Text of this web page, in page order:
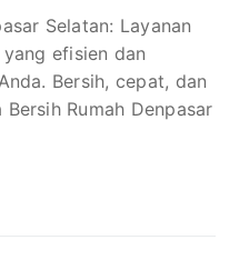
Selatan: Layanan
efisien dan
Bersih, cepat, dan
Rumah Denpasar